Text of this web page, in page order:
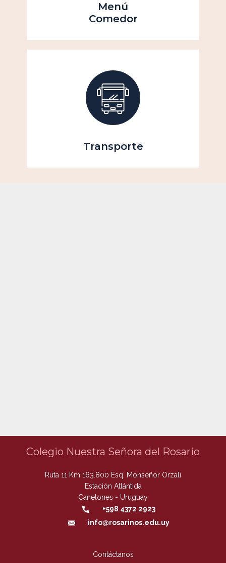
Menú
Comedor
Transporte
Colegio Nuestra Señora del Rosario
Ruta 11 Km 163.800 Esq. Monseñor Orzali
Estación Atlántida
Canelones - Uruguay
+598 4372 2923
info@rosarinos.edu.uy
Contáctanos